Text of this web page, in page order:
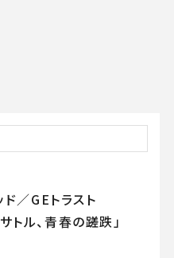
／GEトラスト
ル、青春の蹉跌」